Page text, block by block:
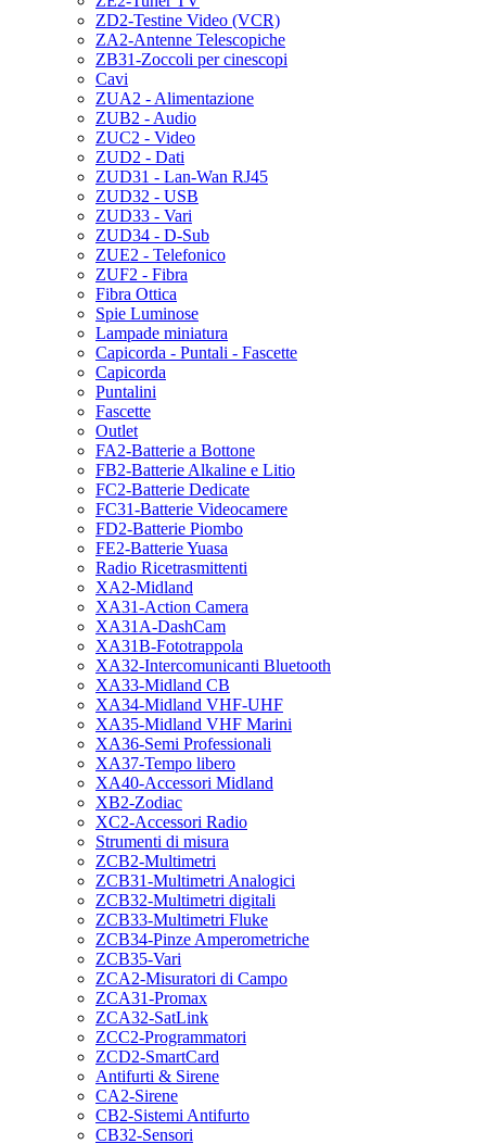
ZD2-Testine Video (VCR)
ZA2-Antenne Telescopiche
ZB31-Zoccoli per cinescopi
Cavi
ZUA2 - Alimentazione
ZUB2 - Audio
ZUC2 - Video
ZUD2 - Dati
ZUD31 - Lan-Wan RJ45
ZUD32 - USB
ZUD33 - Vari
ZUD34 - D-Sub
ZUE2 - Telefonico
ZUF2 - Fibra
Fibra Ottica
Spie Luminose
Lampade miniatura
Capicorda - Puntali - Fascette
Capicorda
Puntalini
Fascette
Outlet
FA2-Batterie a Bottone
FB2-Batterie Alkaline e Litio
FC2-Batterie Dedicate
FC31-Batterie Videocamere
FD2-Batterie Piombo
FE2-Batterie Yuasa
Radio Ricetrasmittenti
XA2-Midland
XA31-Action Camera
XA31A-DashCam
XA31B-Fototrappola
XA32-Intercomunicanti Bluetooth
XA33-Midland CB
XA34-Midland VHF-UHF
XA35-Midland VHF Marini
XA36-Semi Professionali
XA37-Tempo libero
XA40-Accessori Midland
XB2-Zodiac
XC2-Accessori Radio
Strumenti di misura
ZCB2-Multimetri
ZCB31-Multimetri Analogici
ZCB32-Multimetri digitali
ZCB33-Multimetri Fluke
ZCB34-Pinze Amperometriche
ZCB35-Vari
ZCA2-Misuratori di Campo
ZCA31-Promax
ZCA32-SatLink
ZCC2-Programmatori
ZCD2-SmartCard
Antifurti & Sirene
CA2-Sirene
CB2-Sistemi Antifurto
CB32-Sensori